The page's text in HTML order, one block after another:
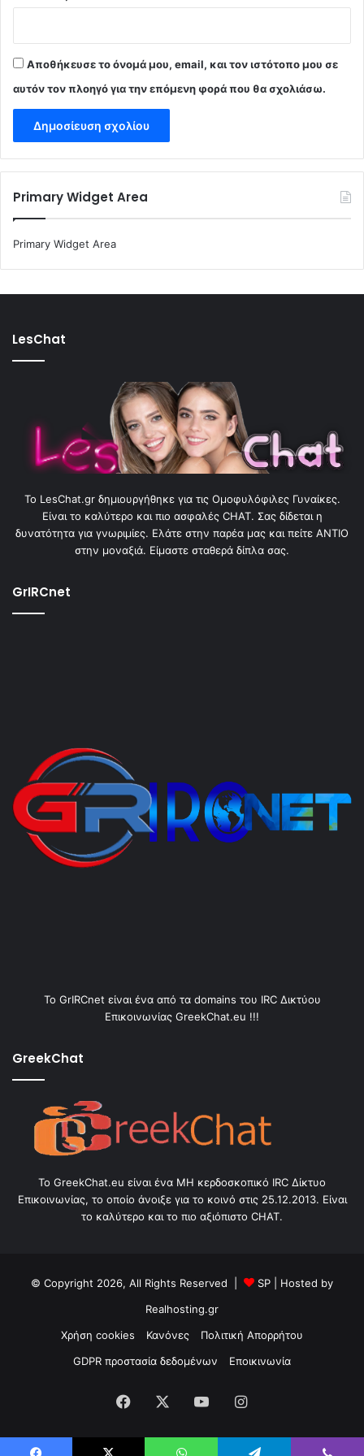
Αποθήκευσε το όνομά μου, email, και τον ιστότοπο μου σε
αυτόν τον πλοηγό για την επόμενη φορά που θα σχολιάσω.
Primary Widget Area
Primary Widget Area
LesChat
To LesChat.gr δημιουργήθηκε για τις Ομοφυλόφιλες Γυναίκες.
Είναι το καλύτερο και πιο ασφαλές CHAT. Σας δίδεται η
δυνατότητα για γνωριμίες. Ελάτε στην παρέα μας και πείτε ΑΝΤΙΟ
στην μοναξιά. Είμαστε σταθερά δίπλα σας.
GrIRCnet
Το GrIRCnet είναι ένα από τα domains του IRC Δικτύου
Επικοινωνίας GreekChat.eu !!!
GreekChat
Το GreekChat.eu είναι ένα ΜΗ κερδοσκοπικό IRC Δίκτυο
Επικοινωνίας, το οποίο άνοιξε για το κοινό στις 25.12.2013. Είναι
το καλύτερο και το πιο αξιόπιστο CHAT.
© Copyright 2026, All Rights Reserved | SP | Hosted by
Realhosting.gr
Χρήση cookies
Κανόνες
Πολιτική Απορρήτου
GDPR προστασία δεδομένων
Εποικινωνία
Facebook YouTubeInstagram